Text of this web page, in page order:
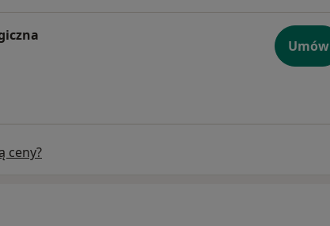
laryngologiczna
Umów
ceny?